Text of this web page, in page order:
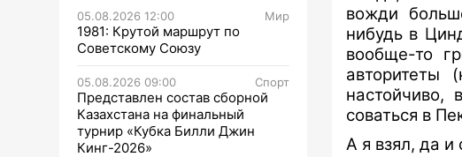
05.08.2026 12:00 Мир
1981: Крутой маршрут по
Советскому Союзу
05.08.2026 09:00 Спорт
Представлен состав сборной
Казахстана на финальный
турнир «Кубка Билли Джин
Кинг-2026»
вожди
нибудь в
вообще-то
авторитеты
настойчиво,
соваться в
А я взял, да и